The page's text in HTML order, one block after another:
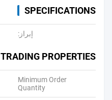
SPECIFICATIONS
إبراز:
TRADING PROPERTIES
Minimum Order
Quantity